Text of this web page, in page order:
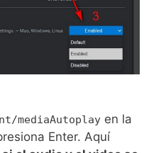
mediaAutoplay en la
Enter. Aquí